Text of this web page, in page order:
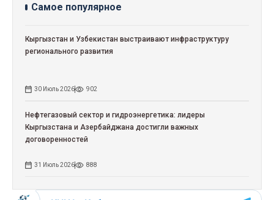
Самое популярное
Кыргызстан и Узбекистан выстраивают инфраструктуру
регионального развития
30 Июль 2026 902
Нефтегазовый сектор и гидроэнергетика: лидеры
Кыргызстана и Азербайджана достигли важных
договоренностей
31 Июль 2026 888